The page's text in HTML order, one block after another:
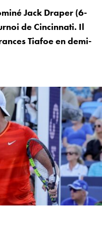
Jack Draper (6-
de Cincinnati. Il
Tiafoe en demi-